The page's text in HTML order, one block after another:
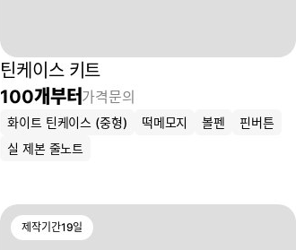
틴케이스 키트
100개부터 가격문의
화이트 틴케이스 (중형) 떡메모지 볼펜
핀버튼
실 제본 줄노트
제작기간19일